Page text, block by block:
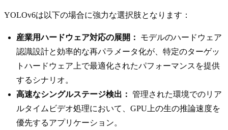
YOLOv6は以下の場合に強力な選択肢となります：
産業用ハードウェア対応の展開：
モデルのハードウェア
認識設計と効率的な再パラメータ化が、特定のターゲッ
トハードウェア上で最適化されたパフォーマンスを提供
するシナリオ。
高速なシングルステージ検出： 管理された環境でのリア
ルタイムビデオ処理において、GPU上の生の推論速度を
優先するアプリケーション。